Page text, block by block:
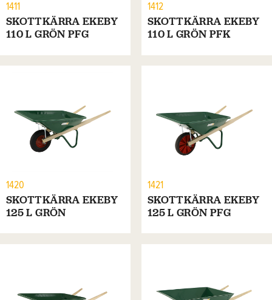
1411
SKOTTKÄRRA EKEBY
110 L GRÖN PFG
1412
SKOTTKÄRRA EKEBY
110 L GRÖN PFK
1420
SKOTTKÄRRA EKEBY
125 L GRÖN
1421
SKOTTKÄRRA EKEBY
125 L GRÖN PFG